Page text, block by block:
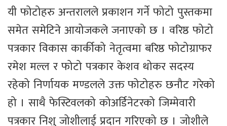
यी फोटोहरु अन्तरालले प्रकाशन गर्ने फोटो पुस्तकमा
समेत समेटिने आयोजकले जनाएको छ । वरिष्ठ फोटो
पत्रकार विकास कार्कीको नेतृत्वमा बरिष्ठ फोटोग्राफर
रमेश मल्ल र फोटो पत्रकार केशव थोकर सदस्य
रहेको निर्णायक मण्डलले उक्त फोटोहरु छनौट गरेको
हो । साथै फेस्टिवलको कोअर्डिनेटरको जिम्मेवारी
पत्रकार निशु जोशीलाई प्रदान गरिएको छ । जोशीले